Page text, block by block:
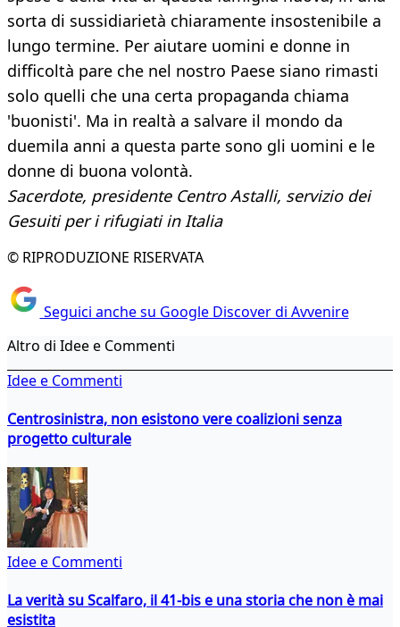
sorta di sussidiarietà chiaramente insostenibile a
lungo termine. Per aiutare uomini e donne in
difficoltà pare che nel nostro Paese siano rimasti
solo quelli che una certa propaganda chiama
'buonisti'. Ma in realtà a salvare il mondo da
duemila anni a questa parte sono gli uomini e le
donne di buona volontà.
Sacerdote, presidente Centro Astalli, servizio dei
Gesuiti per i rifugiati in Italia
© RIPRODUZIONE RISERVATA
Seguici anche su Google Discover di Avvenire
Altro di Idee e Commenti
Idee e Commenti
Centrosinistra, non esistono vere coalizioni senza
progetto culturale
Idee e Commenti
La verità su Scalfaro, il 41-bis e una storia che non è mai
esistita